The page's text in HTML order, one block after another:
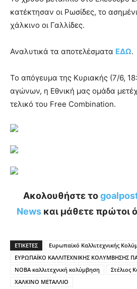
κατέκτησαν οι Ρωσίδες, το
χάλκινο οι Γαλλίδες.
Αναλυτικά τα αποτελέσματα ΕΔΩ.
Το απόγευμα της Κυριακής (7/6,
αγώνων, η Εθνική μας ομάδα
τελικό του Free Combination.
Ακολουθήστε το
News και μάθετε πρώτοι
ΕΤΙΚΕΤΕΣ
Ευρωπαϊκό Καλλιτεχνικής
ΕΥΡΩΠΑΪΚΟ ΚΑΛΛΙΤΕΧΝΙΚΗΣ ΚΟΛΥΜΒΗΣΗΣ
ΝΟΒΑ καλλιτεχνική κολύμβηση
Στέλιος
ΧΑΛΚΙΝΟ ΜΕΤΑΛΛΙΟ